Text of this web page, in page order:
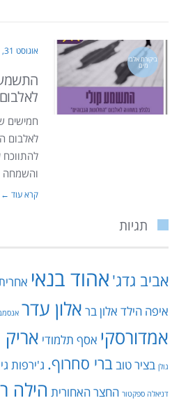
ביקורת אלבו
מים
אוגוסט 31, 2017
התשמע
חמישים
לאלבום
והשמחה
קרא עוד ←
תגיות
אביב גדג' אהוד בנאי
איפה הילד אלון בר אלון עדר
אמדורסקי אסף תלמודי אריק
גולן בציר טובברי סחרוף. ג'ירפות
דניאלה ספקטור החצר האחורית הילה